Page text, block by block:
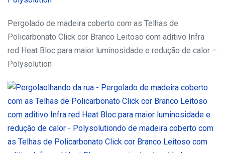
Pergolado de madeira coberto com as Telhas de
Policarbonato Click cor Branco Leitoso com aditivo Infra
red Heat Bloc para maior luminosidade e redução de calor –
Polysolution